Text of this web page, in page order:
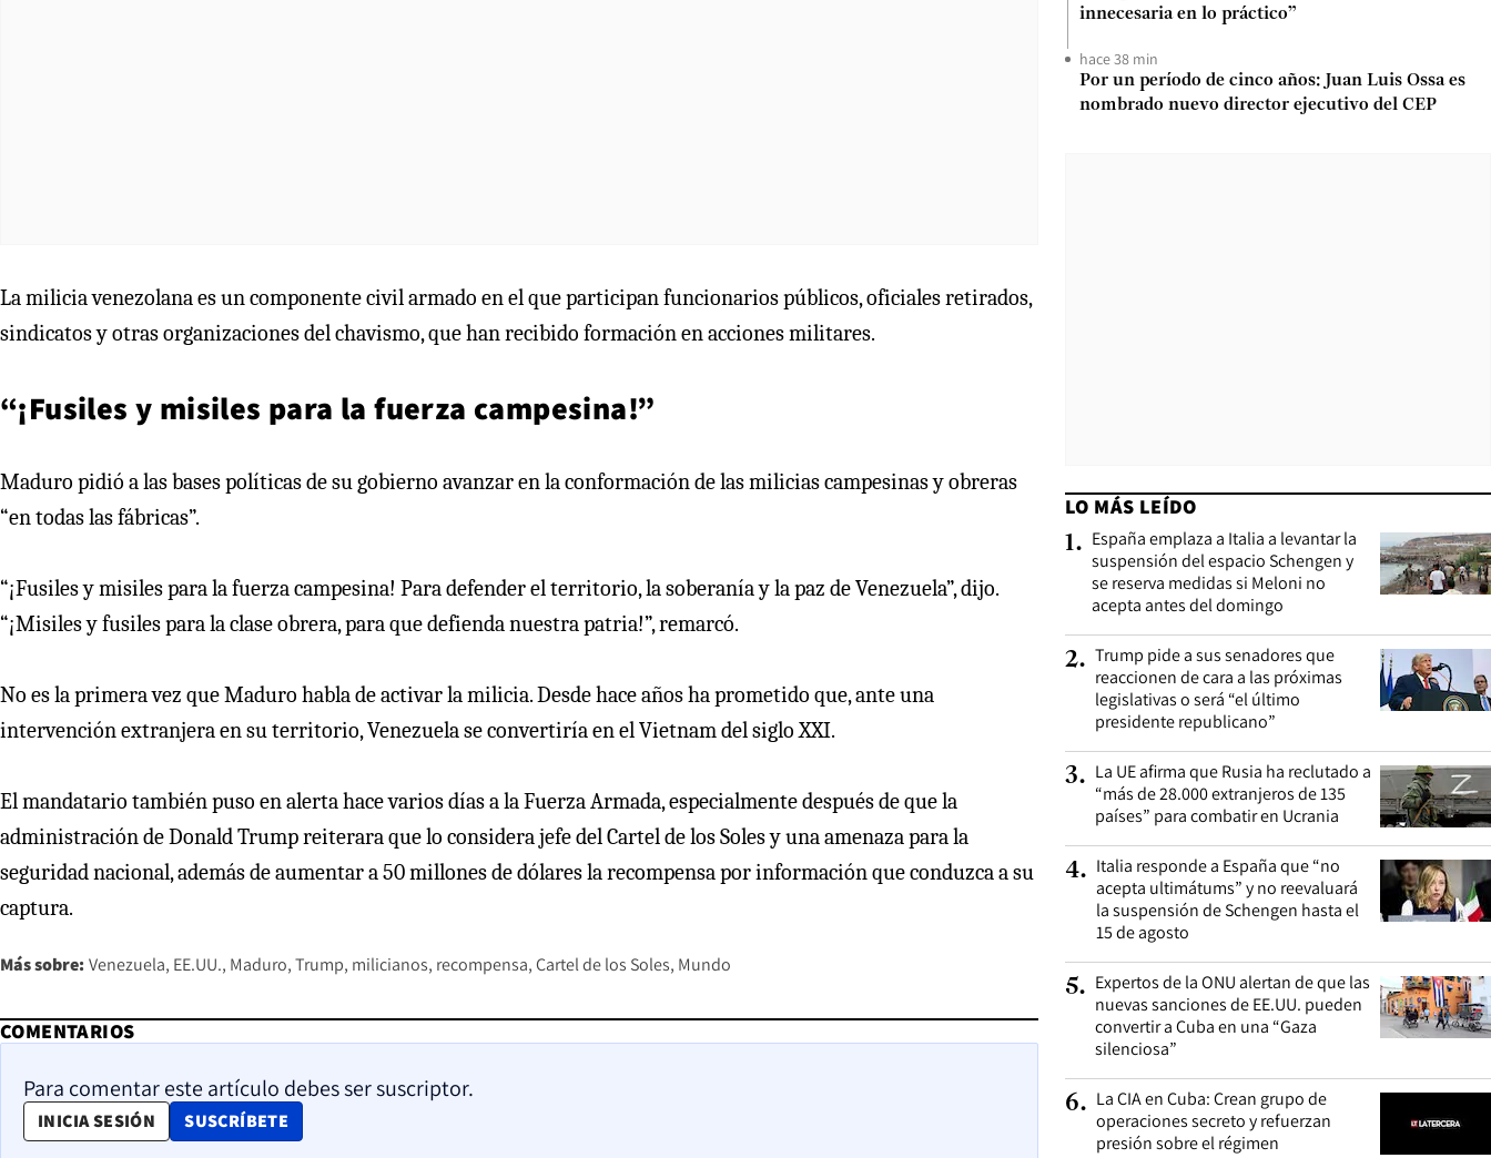
La milicia venezolana es un componente civil armado en el que participan funcionarios públicos, oficiales retirados,
sindicatos y otras organizaciones del chavismo, que han recibido formación en acciones militares.
“¡Fusiles y misiles para la fuerza campesina!”
Maduro pidió a las bases políticas de su gobierno avanzar en la conformación de las milicias campesinas y obreras
“en todas las fábricas”.
“¡Fusiles y misiles para la fuerza campesina! Para defender el territorio, la soberanía y la paz de Venezuela”, dijo.
“¡Misiles y fusiles para la clase obrera, para que defienda nuestra patria!”, remarcó.
No es la primera vez que Maduro habla de activar la milicia. Desde hace años ha prometido que, ante una
intervención extranjera en su territorio, Venezuela se convertiría en el Vietnam del siglo XXI.
El mandatario también puso en alerta hace varios días a la Fuerza Armada, especialmente después de que la
administración de Donald Trump reiterara que lo considera jefe del Cartel de los Soles y una amenaza para la
seguridad nacional, además de aumentar a 50 millones de dólares la recompensa por información que conduzca a su
captura.
Más sobre: Venezuela EE.UU. Maduro Trump milicianos recompensa Cartel de los Soles Mundo
COMENTARIOS
Para comentar este artículo debes ser suscriptor.
INICIA SESIÓN SUSCRÍBETE
OPENS IN NEW WINDOW
innecesaria en lo práctico”
hace 38 min
Por un período de cinco años: Juan Luis Ossa es
nombrado nuevo director ejecutivo del CEP
LO MÁS LEÍDO
1. España emplaza a Italia a levantar la
suspensión del espacio Schengen y
se reserva medidas si Meloni no
acepta antes del domingo
2. Trump pide a sus senadores que
reaccionen de cara a las próximas
legislativas o será “el último
presidente republicano”
3. La UE afirma que Rusia ha reclutado a
“más de 28.000 extranjeros de 135
países” para combatir en Ucrania
4. Italia responde a España que “no
acepta ultimátums” y no reevaluará
la suspensión de Schengen hasta el
15 de agosto
5. Expertos de la ONU alertan de que las
nuevas sanciones de EE.UU. pueden
convertir a Cuba en una “Gaza
silenciosa”
6. La CIA en Cuba: Crean grupo de
operaciones secreto y refuerzan
presión sobre el régimen